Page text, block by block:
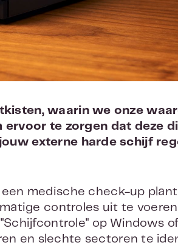
waarin we onze
te zorgen dat deze
externe harde schijf
medische check-up
controles uit te
op Windows
en slechte sectoren te